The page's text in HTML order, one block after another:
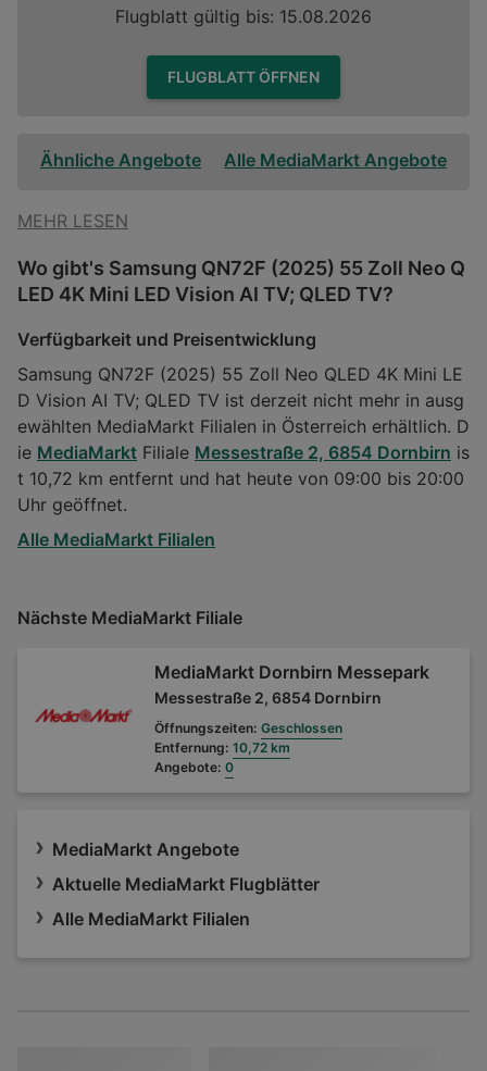
Flugblatt gültig bis: 15.08.2026
FLUGBLATT ÖFFNEN
Ähnliche Angebote Alle MediaMarkt Angebote
MEHR LESEN
Wo gibt's Samsung QN72F (2025) 55 Zoll Neo Q
LED 4K Mini LED Vision AI TV; QLED TV?
Verfügbarkeit und Preisentwicklung
Samsung QN72F (2025) 55 Zoll Neo QLED 4K Mini LE
D Vision AI TV; QLED TV ist derzeit nicht mehr in ausg
ewählten MediaMarkt Filialen in Österreich erhältlich. D
ie MediaMarkt Filiale Messestraße 2, 6854 Dornbirn is
t 10,72 km entfernt und hat heute von 09:00 bis 20:00
Uhr geöffnet.
Alle MediaMarkt Filialen
Nächste MediaMarkt Filiale
MediaMarkt Dornbirn Messepark
Messestraße 2, 6854 Dornbirn
Öffnungszeiten: Geschlossen
Entfernung: 10,72 km
Angebote: 0
MediaMarkt Angebote
Aktuelle MediaMarkt Flugblätter
Alle MediaMarkt Filialen